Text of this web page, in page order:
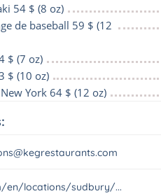
54 $ (8 oz)
de baseball 59 $ (12
$ (7 oz)
$ (10 oz)
York 64 $ (12 oz)
en/locations/sudbury/...